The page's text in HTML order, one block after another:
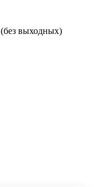
(без выходных)